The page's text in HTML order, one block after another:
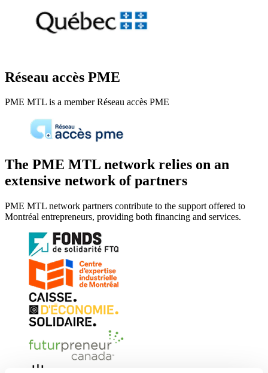
Réseau accès PME
PME MTL is a member Réseau accès PME
The PME MTL network relies on an
extensive network of partners
PME MTL network partners contribute to the support offered to
Montréal entrepreneurs, providing both financing and services.